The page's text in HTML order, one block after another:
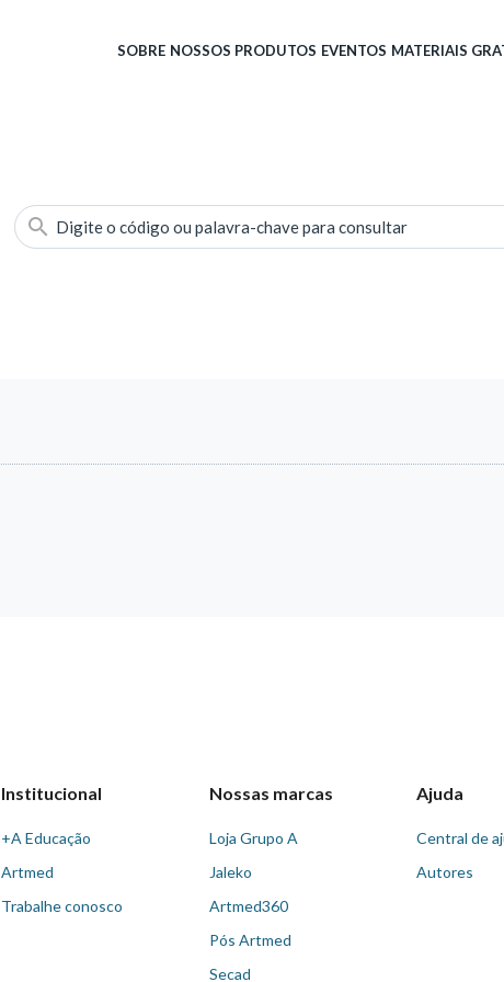
SOBRE NOSSOS PRODUTOS EVENTOS MATERIAIS
Digite o código ou palavra-chave para consultar
Institucional
+A Educação
Artmed
Trabalhe conosco
Nossas marcas
Loja Grupo A
Jaleko
Artmed360
Pós Artmed
Secad
Ajuda
Central de
Autores